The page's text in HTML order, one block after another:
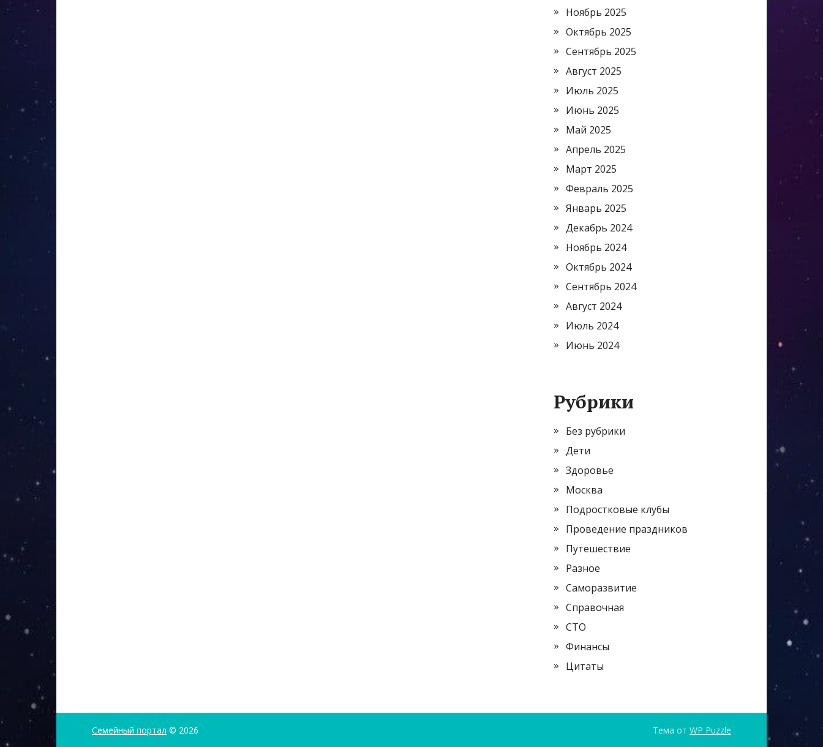
Ноябрь 2025
Октябрь 2025
Сентябрь 2025
Август 2025
Июль 2025
Июнь 2025
Май 2025
Апрель 2025
Март 2025
Февраль 2025
Январь 2025
Декабрь 2024
Ноябрь 2024
Октябрь 2024
Сентябрь 2024
Август 2024
Июль 2024
Июнь 2024
Рубрики
Без рубрики
Дети
Здоровье
Москва
Подростковые клубы
Проведение праздников
Путешествие
Разное
Саморазвитие
Справочная
СТО
Финансы
Цитаты
Семейный портал © 2026 Тема от WP Puzzle